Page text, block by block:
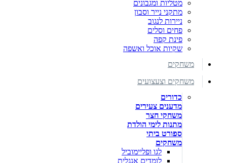
מטליות ומגבונים
מתקני נייר וסבון
ניירות לנגוב
פחים וסלים
פינת קפה
שקיות אוכל ואשפה
משחקים
משחקים וצעצועים
כדורים
מדענים צעירים
משחקי חצר
מתנות לימי הולדת
ספורט ביתי
משחקים
לגו ופליימוביל
לומדים אנגלית